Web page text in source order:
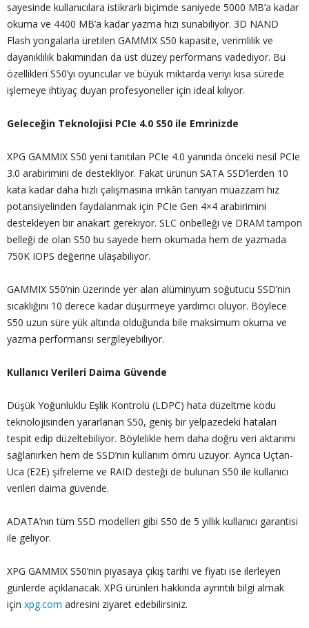
sayesinde kullanıcılara istikrarlı biçimde saniyede 5000 MB’a kadar
okuma ve 4400 MB’a kadar yazma hızı sunabiliyor. 3D NAND
Flash yongalarla üretilen GAMMIX S50 kapasite, verimlilik ve
dayanıklılık bakımından da üst düzey performans vadediyor. Bu
özellikleri S50’yi oyuncular ve büyük miktarda veriyi kısa sürede
işlemeye ihtiyaç duyan profesyoneller için ideal kılıyor.
Geleceğin Teknolojisi PCIe 4.0 S50 ile Emrinizde
XPG GAMMIX S50 yeni tanıtılan PCIe 4.0 yanında önceki nesil PCIe
3.0 arabirimini de destekliyor. Fakat ürünün SATA SSD’lerden 10
kata kadar daha hızlı çalışmasına imkân tanıyan muazzam hız
potansiyelinden faydalanmak için PCIe Gen 4×4 arabirimini
destekleyen bir anakart gerekiyor. SLC önbelleği ve DRAM tampon
belleği de olan S50 bu sayede hem okumada hem de yazmada
750K IOPS değerine ulaşabiliyor.
GAMMIX S50’nin üzerinde yer alan alüminyum soğutucu SSD’nin
sıcaklığını 10 derece kadar düşürmeye yardımcı oluyor. Böylece
S50 uzun süre yük altında olduğunda bile maksimum okuma ve
yazma performansı sergileyebiliyor.
Kullanıcı Verileri Daima Güvende
Düşük Yoğunluklu Eşlik Kontrolü (LDPC) hata düzeltme kodu
teknolojisinden yararlanan S50, geniş bir yelpazedeki hataları
tespit edip düzeltebiliyor. Böylelikle hem daha doğru veri aktarımı
sağlanırken hem de SSD’nin kullanım ömrü uzuyor. Ayrıca Uçtan-
Uca (E2E) şifreleme ve RAID desteği de bulunan S50 ile kullanıcı
verileri daima güvende.
ADATA’nın tüm SSD modelleri gibi S50 de 5 yıllık kullanıcı garantisi
ile geliyor.
XPG GAMMIX S50’nin piyasaya çıkış tarihi ve fiyatı ise ilerleyen
günlerde açıklanacak. XPG ürünleri hakkında ayrıntılı bilgi almak
için xpg.com adresini ziyaret edebilirsiniz.